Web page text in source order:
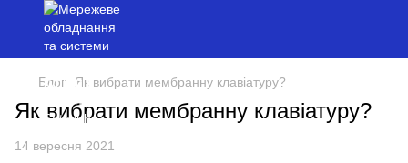
Блог Як вибрати мембранну клавіатуру?
Як вибрати мембранну клавіатуру?
14 вересня 2021